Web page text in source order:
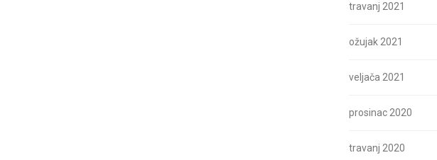
travanj 2021
ožujak 2021
veljača 2021
prosinac 2020
travanj 2020